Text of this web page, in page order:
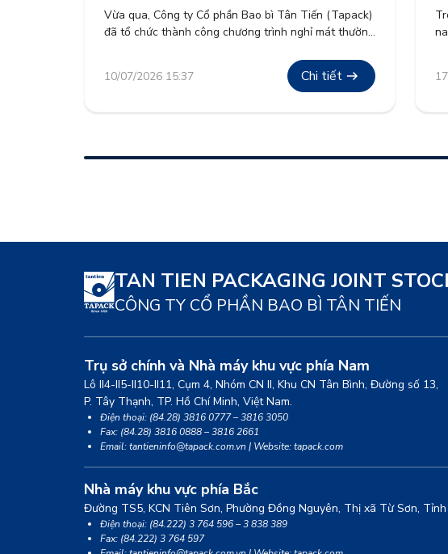
Vừa qua, Công ty Cổ phần Bao bì Tân Tiến (Tapack)
đã tổ chức thành công chương trình nghỉ mát thường
nhân viên. Đây không chỉ là hoạt động tái tạo năng
lượng sau những giờ lao động hăng say, mà còn là
10/07/2026 15:37 Chi tiết
TAN TIEN PACKAGING JOINT
CÔNG TY CỔ PHẦN BAO BÌ TÂN TIẾN
Trụ sở chính và Nhà máy khu vực phía Nam
Lô II4-II5-II10-II11, Cụm 4, Nhóm CN II, Khu CN Tân Bình, Đường số 13,
P. Tây Thạnh, TP. Hồ Chí Minh, Việt Nam.
Điện thoại: (84.28) 3816 0777 – 3816 3050
Fax: (84.28) 3816 0888 – 3816 2661
Email: tantieninfo@tapack.com.vn | Website: tapack.com
Nhà máy khu vực phía Bắc
Đường TS5, KCN Tiên Sơn, Phường Đồng Nguyên, Thị xã Từ Sơn, Tỉnh
Điện thoại: (84.222) 3 764 596 – 3 838 389
Fax: (84.222) 3 764 597